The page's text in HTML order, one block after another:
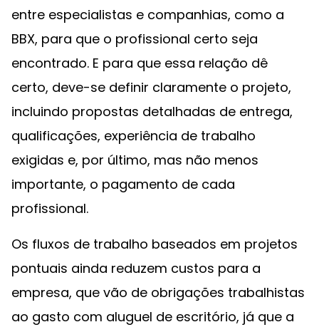
entre especialistas e companhias, como a
BBX, para que o profissional certo seja
encontrado. E para que essa relação dê
certo, deve-se definir claramente o projeto,
incluindo propostas detalhadas de entrega,
qualificações, experiência de trabalho
exigidas e, por último, mas não menos
importante, o pagamento de cada
profissional.
Os fluxos de trabalho baseados em projetos
pontuais ainda reduzem custos para a
empresa, que vão de obrigações trabalhistas
ao gasto com aluguel de escritório, já que a